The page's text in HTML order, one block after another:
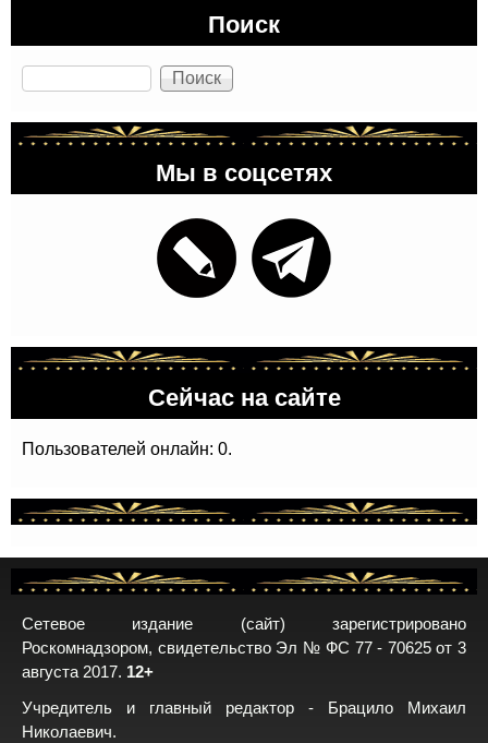
Поиск
Поиск
Мы в соцсетях
Сейчас на сайте
Пользователей онлайн: 0.
Сетевое издание (сайт) зарегистрировано
Роскомнадзором, свидетельство Эл № ФС 77 - 70625 от 3
августа 2017. 12+
Учредитель и главный редактор - Брацило Михаил
Николаевич.